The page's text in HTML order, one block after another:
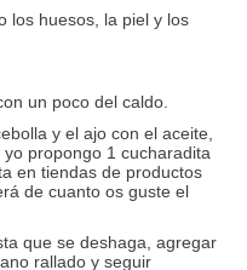
los huesos, la piel y los
un poco del caldo.
y el ajo con el aceite,
propongo 1 cucharadita
en tiendas de productos
de cuanto os guste el
que se deshaga, agregar
rallado y seguir